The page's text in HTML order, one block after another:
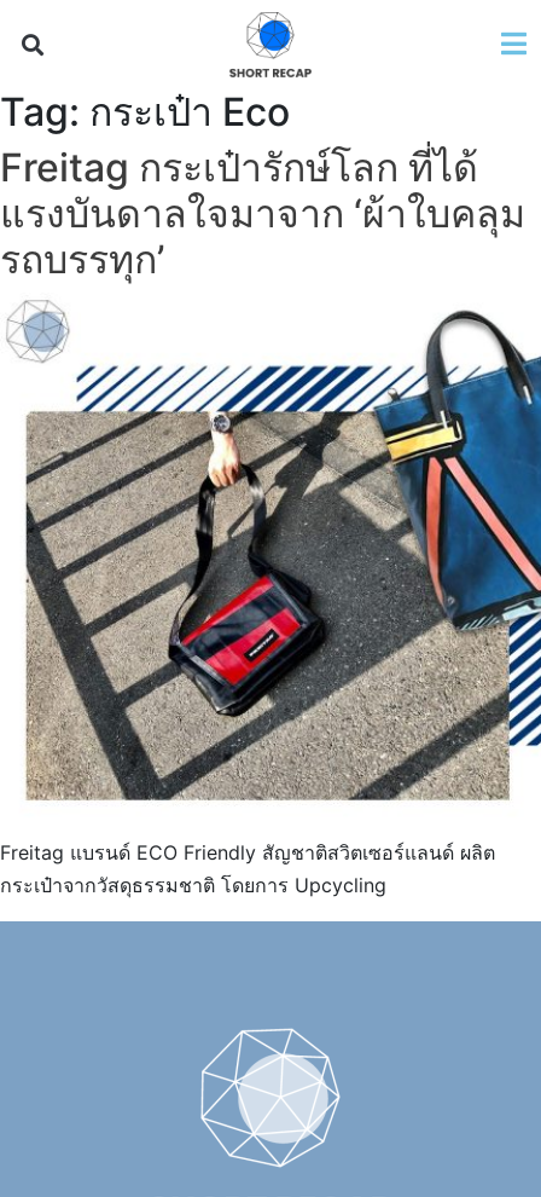
Tag: กระเป๋า Eco
Freitag กระเป๋ารักษ์โลก ที่ได้
แรงบันดาลใจมาจาก ‘ผ้าใบคลุม
รถบรรทุก’
Freitag แบรนด์ ECO Friendly สัญชาติสวิตเซอร์แลนด์ ผลิต
กระเป๋าจากวัสดุธรรมชาติ โดยการ Upcycling